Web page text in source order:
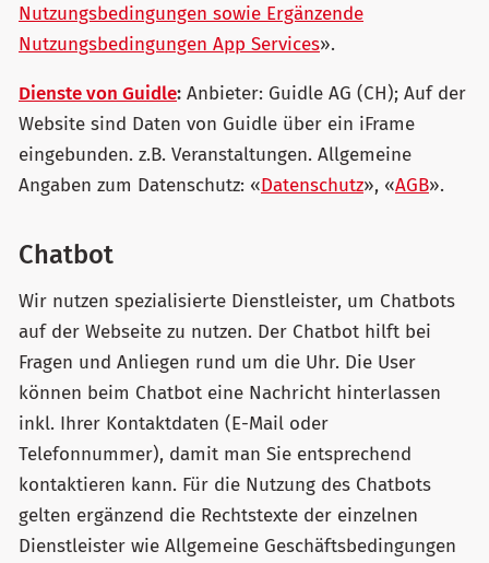
Nutzungsbedingungen sowie Ergänzende
Nutzungsbedingungen App Services».
Dienste von Guidle: Anbieter: Guidle AG (CH); Auf der
Website sind Daten von Guidle über ein iFrame
eingebunden. z.B. Veranstaltungen. Allgemeine
Angaben zum Datenschutz: «Datenschutz», «AGB».
Chatbot
Wir nutzen spezialisierte Dienstleister, um Chatbots
auf der Webseite zu nutzen. Der Chatbot hilft bei
Fragen und Anliegen rund um die Uhr. Die User
können beim Chatbot eine Nachricht hinterlassen
inkl. Ihrer Kontaktdaten (E-Mail oder
Telefonnummer), damit man Sie entsprechend
kontaktieren kann. Für die Nutzung des Chatbots
gelten ergänzend die Rechtstexte der einzelnen
Dienstleister wie Allgemeine Geschäftsbedingungen